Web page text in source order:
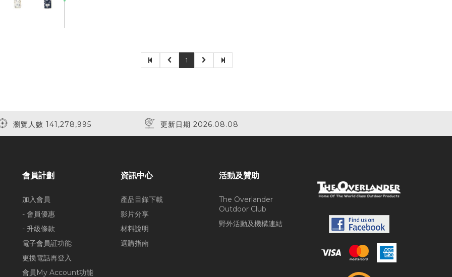
1
瀏覽人數 141,278,995 更新日期 2026.08.08
會員計劃
加入會員
- 會員優惠
- 升級條款
電子會員証功能
更換電話再登入
會員My Account功能
資訊中心
產品目錄下載
影片分享
材料說明
選購指南
活動及贊助
The Overlander
Outdoor Club
野外活動及機構連結